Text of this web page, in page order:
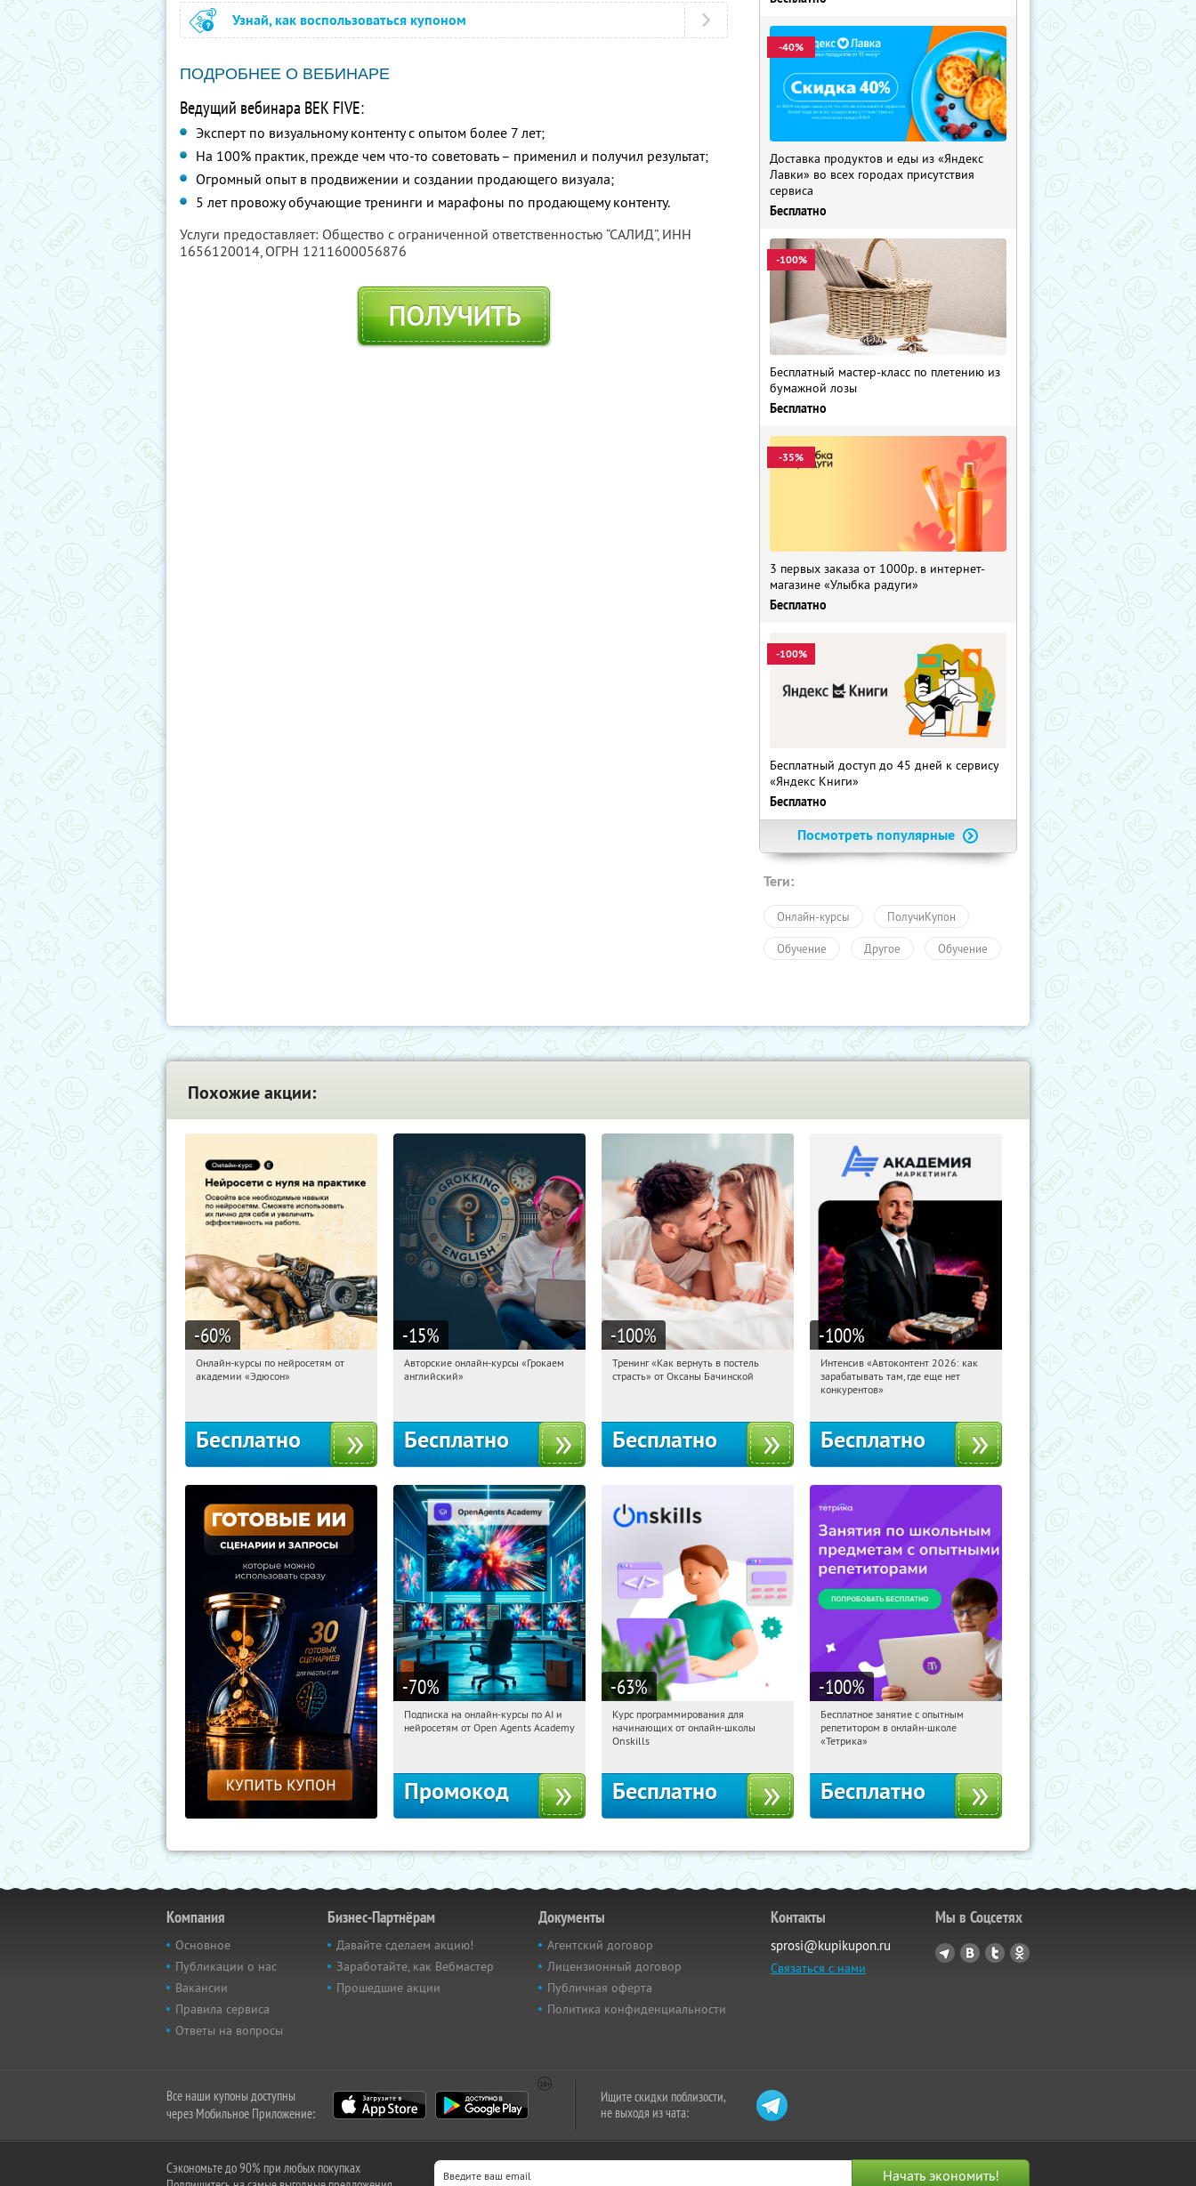
Узнай, как воспользоваться купоном
ПОДРОБНЕЕ О ВЕБИНАРЕ
Ведущий вебинара ВЕК FIVE:
Эксперт по визуальному контенту с опытом более 7 лет;
На 100% практик, прежде чем что-то советовать – применил и получил результат;
Огромный опыт в продвижении и создании продающего визуала;
5 лет провожу обучающие тренинги и марафоны по продающему контенту.
Услуги предоставляет: Общество с ограниченной ответственностью “САЛИД”, ИНН
1656120014, ОГРН 1211600056876
ПОЛУЧИТЬ
-40%
Доставка продуктов и еды из «Яндекс
Лавки» во всех городах присутствия
сервиса
Бесплатно
-100%
Бесплатный мастер-класс по плетению из
бумажной лозы
Бесплатно
-35%
3 первых заказа от 1000р. в интернет-
магазине «Улыбка радуги»
Бесплатно
-100%
Бесплатный доступ до 45 дней к сервису
«Яндекс Книги»
Бесплатно
Посмотреть популярные
Теги:
Онлайн-курсы ПолучиКупон
Обучение Другое Обучение
Похожие акции:
-60%
08:45:07 Получили:
Онлайн-курсы по нейросетям от
академии «Эдюсон»
Бесплатно
-15%
08:45:07 Получили:
Авторские онлайн-курсы «Грокаем
английский»
Бесплатно
-100%
08:45:07 Получили:
Тренинг «Как вернуть в постель
страсть» от Оксаны Бачинской
Бесплатно
-100%
08:45:07 Получили:
Россия
Интенсив «Автоконтент 2026: как
зарабатывать там, где еще нет
конкурентов»
Бесплатно
-70%
08:45:07 Получили:
Подписка на онлайн-курсы по AI и
нейросетям от Open Agents Academy
Промокод
-63%
08:45:07 Получили:
Россия
Курс программирования для
начинающих от онлайн-школы
Onskills
Бесплатно
-100%
08:45:07 Получили:
Москва, Россия
Бесплатное занятие с опытным
репетитором в онлайн-школе
«Тетрика»
Бесплатно
Компания
Основное
Публикации о нас
Вакансии
Правила сервиса
Ответы на вопросы
Бизнес-Партнёрам
Давайте сделаем акцию!
Заработайте, как Вебмастер
Прошедшие акции
Документы
Агентский договор
Лицензионный договор
Публичная оферта
Политика конфиденциальности
Контакты
sprosi@kupikupon.ru
Связаться с нами
Мы в Соцсетях
Все наши купоны доступны
через Мобильное Приложение:
Ищите скидки поблизости,
не выходя из чата:
Сэкономьте до 90% при любых покупках